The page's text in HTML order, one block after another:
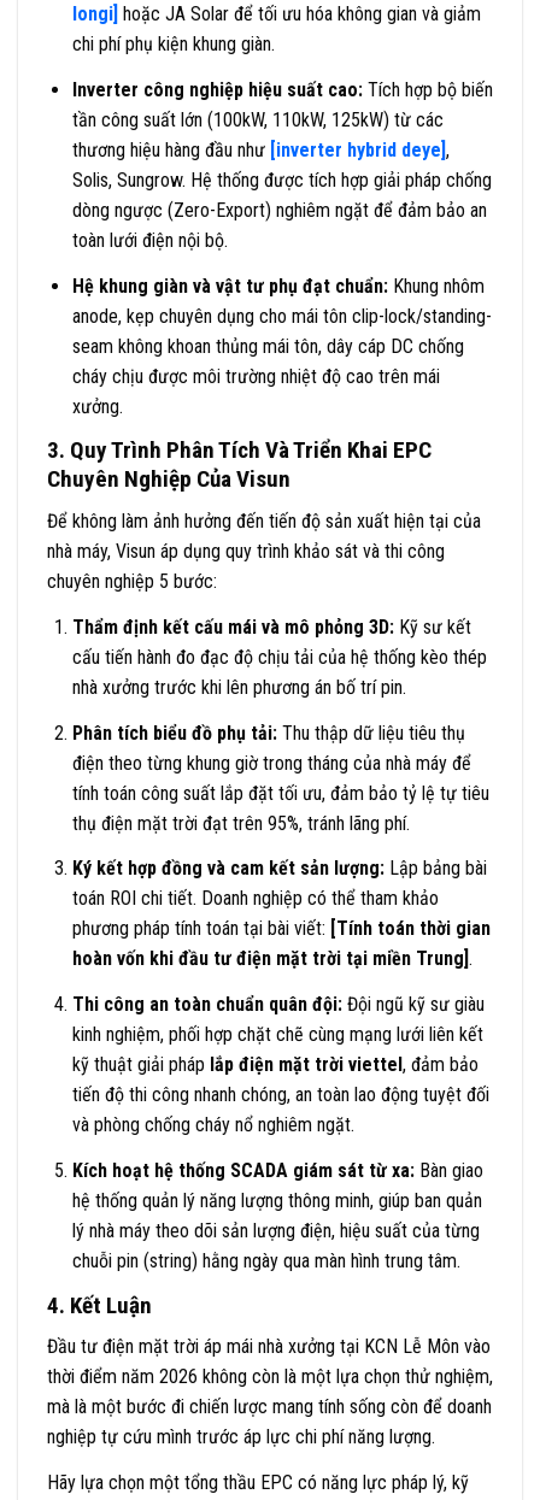
longi] hoặc JA Solar để tối ưu hóa không gian và giảm
chi phí phụ kiện khung giàn.
Inverter công nghiệp hiệu suất cao:Tích hợp bộ biến
tần công suất lớn (100kW, 110kW, 125kW) từ các
thương hiệu hàng đầu như [inverter hybrid deye],
Solis, Sungrow. Hệ thống được tích hợp giải pháp chống
dòng ngược (Zero-Export) nghiêm ngặt để đảm bảo an
toàn lưới điện nội bộ.
Hệ khung giàn và vật tư phụ đạt chuẩn:Khung nhôm
anode, kẹp chuyên dụng cho mái tôn clip-lock/standing-
seam không khoan thủng mái tôn, dây cáp DC chống
cháy chịu được môi trường nhiệt độ cao trên mái
xưởng.
3. Quy Trình Phân Tích Và Triển Khai EPC
Chuyên Nghiệp Của Visun
Để không làm ảnh hưởng đến tiến độ sản xuất hiện tại của
nhà máy, Visun áp dụng quy trình khảo sát và thi công
chuyên nghiệp 5 bước:
Thẩm định kết cấu mái và mô phỏng 3D:Kỹ sư kết
cấu tiến hành đo đạc độ chịu tải của hệ thống kèo thép
nhà xưởng trước khi lên phương án bố trí pin.
Phân tích biểu đồ phụ tải:Thu thập dữ liệu tiêu thụ
điện theo từng khung giờ trong tháng của nhà máy để
tính toán công suất lắp đặt tối ưu, đảm bảo tỷ lệ tự tiêu
thụ điện mặt trời đạt trên 95%, tránh lãng phí.
Ký kết hợp đồng và cam kết sản lượng:Lập bảng bài
toán ROI chi tiết. Doanh nghiệp có thể tham khảo
phương pháp tính toán tại bài viết: [Tính toán thời gian
hoàn vốn khi đầu tư điện mặt trời tại miền Trung] .
Thi công an toàn chuẩn quân đội:Đội ngũ kỹ sư giàu
kinh nghiệm, phối hợp chặt chẽ cùng mạng lưới liên kết
kỹ thuật giải pháp lắp điện mặt trời viettel , đảm bảo
tiến độ thi công nhanh chóng, an toàn lao động tuyệt đối
và phòng chống cháy nổ nghiêm ngặt.
Kích hoạt hệ thống SCADA giám sát từ xa:Bàn giao
hệ thống quản lý năng lượng thông minh, giúp ban quản
lý nhà máy theo dõi sản lượng điện, hiệu suất của từng
chuỗi pin (string) hằng ngày qua màn hình trung tâm.
4. Kết Luận
Đầu tư điện mặt trời áp mái nhà xưởng tại KCN Lễ Môn vào
thời điểm năm 2026 không còn là một lựa chọn thử nghiệm,
mà là một bước đi chiến lược mang tính sống còn để doanh
nghiệp tự cứu mình trước áp lực chi phí năng lượng.
Hãy lựa chọn một tổng thầu EPC có năng lực pháp lý, kỹ